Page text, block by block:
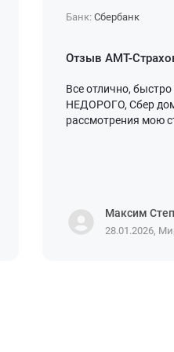
Банк: Сбербанк
Отзыв АМТ-
Все отлично,
НЕДОРОГО, Сбер
рассмотрения мою
Максим
28.01.2026,